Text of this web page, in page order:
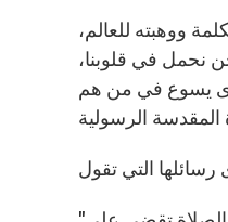
ووهبته للعالم،
نحمل في قلوبنا،
نرى يسوع في من هم